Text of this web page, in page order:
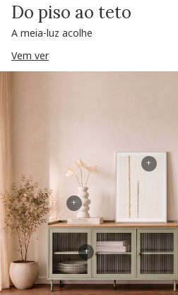
Do piso ao teto
A meia-luz acolhe
Vem ver
+
+
+